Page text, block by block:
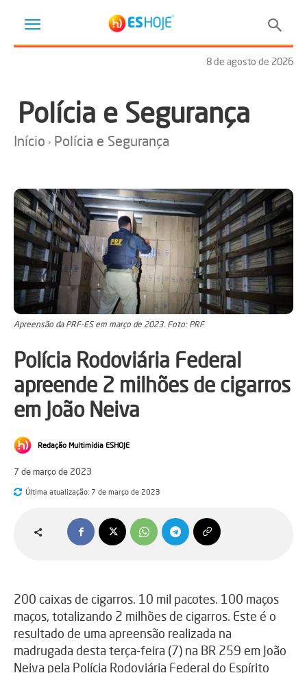
8 de agosto de 2026
Polícia e Segurança
Início Polícia e Segurança
Apreensão da PRF-ES em março de 2023. Foto: PRF
Polícia Rodoviária Federal
apreende 2 milhões de cigarros
em João Neiva
Redação Multimídia ESHOJE
7 de março de 2023
Última atualização: 7 de março de 2023
200 caixas de cigarros. 10 mil pacotes. 100 maços
maços, totalizando 2 milhões de cigarros. Este é o
resultado de uma apreensão realizada na
madrugada desta terça-feira (7) na BR 259 em João
Neiva pela Polícia Rodoviária Federal do Espírito